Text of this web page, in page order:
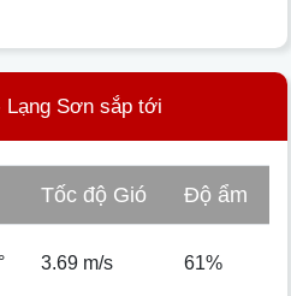
Sơn sắp tới
Tốc độ Gió Độ ẩm
3.69 m/s 61%